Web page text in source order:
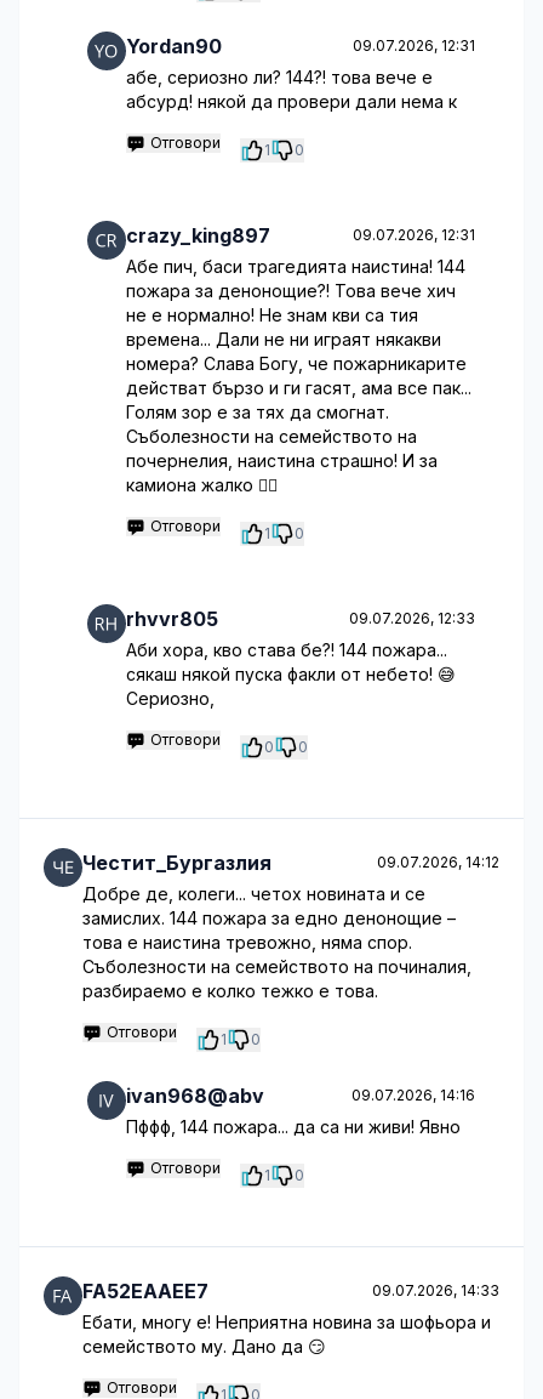
Yordan90 09.07.2026, 12:31
абе, сериозно ли? 144?! това вече е
абсурд! някой да провери дали нема к
Отговори 1 0
crazy_king897 09.07.2026, 12:31
Абе пич, баси трагедията наистина! 144
пожара за денонощие?! Това вече хич
не е нормално! Не знам кви са тия
времена... Дали не ни играят някакви
номера? Слава Богу, че пожарникарите
действат бързо и ги гасят, ама все пак...
Голям зор е за тях да смогнат.
Съболезности на семейството на
почернелия, наистина страшно! И за
камиона жалко 🤦‍♂️
Отговори 1 0
rhvvr805 09.07.2026, 12:33
Аби хора, кво става бе?! 144 пожара...
сякаш някой пуска факли от небето! 😅
Сериозно,
Отговори 0 0
Честит_Бургазлия 09.07.2026, 14:12
Добре де, колеги... четох новината и се
замислих. 144 пожара за едно денонощие –
това е наистина тревожно, няма спор.
Съболезности на семейството на починалия,
разбираемо е колко тежко е това.
Отговори 1 0
ivan968@abv 09.07.2026, 14:16
Пффф, 144 пожара... да са ни живи! Явно
Отговори 1 0
FA52EAAEE7 09.07.2026, 14:33
Ебати, многу е! Неприятна новина за шофьора и
семейството му. Дано да 😏
Отговори 1 0